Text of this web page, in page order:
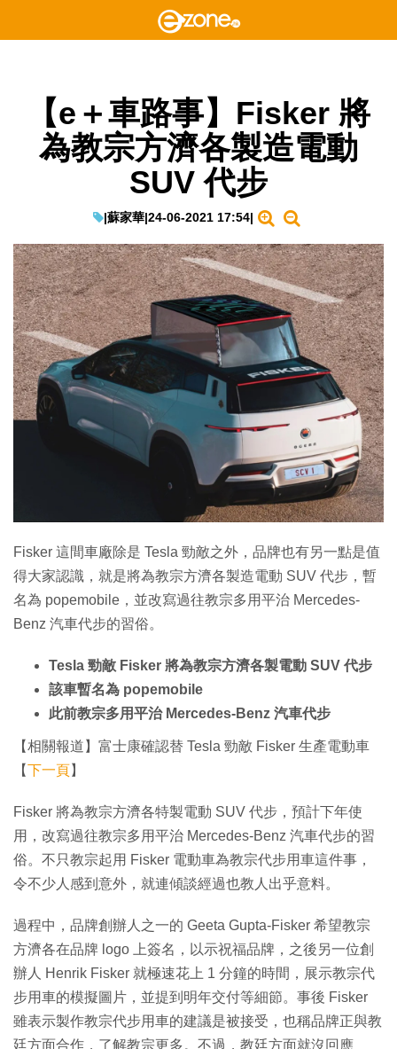
【e＋車路事】Fisker 將
為教宗方濟各製造電動
SUV 代步
|蘇家華|24-06-2021 17:54|
Fisker 這間車廠除是 Tesla 勁敵之外，品牌也有另一點是值
得大家認識，就是將為教宗方濟各製造電動 SUV 代步，暫
名為 popemobile，並改寫過往教宗多用平治 Mercedes-
Benz 汽車代步的習俗。
Tesla 勁敵 Fisker 將為教宗方濟各製電動 SUV 代步
該車暫名為 popemobile
此前教宗多用平治 Mercedes-Benz 汽車代步
【相關報道】富士康確認替 Tesla 勁敵 Fisker 生產電動車
【下一頁】
Fisker 將為教宗方濟各特製電動 SUV 代步，預計下年使
用，改寫過往教宗多用平治 Mercedes-Benz 汽車代步的習
俗。不只教宗起用 Fisker 電動車為教宗代步用車這件事，
令不少人感到意外，就連傾談經過也教人出乎意料。
過程中，品牌創辦人之一的 Geeta Gupta-Fisker 希望教宗
方濟各在品牌 logo 上簽名，以示祝福品牌，之後另一位創
辦人 Henrik Fisker 就極速花上 1 分鐘的時間，展示教宗代
步用車的模擬圖片，並提到明年交付等細節。事後 Fisker
雖表示製作教宗代步用車的建議是被接受，也稱品牌正與教
廷方面合作，了解教宗更多。不過，教廷方面就沒回應